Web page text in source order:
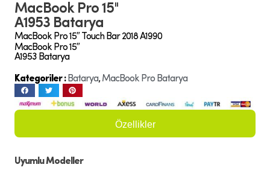
MacBook Pro 15"
A1953 Batarya
MacBook Pro 15″ Touch Bar 2018 A1990
MacBook Pro 15″
A1953 Batarya
Kategoriler : Batarya, MacBook Pro Batarya
Özellikler
Uyumlu Modeller